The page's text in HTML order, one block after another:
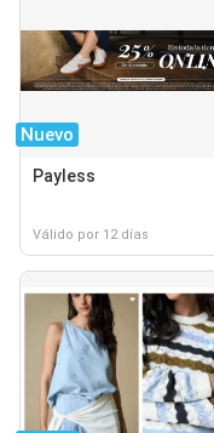
Nuevo
Payless
Válido por 12 días